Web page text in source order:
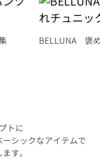
BELLUNA 褒
トに
シックなアイテムで
す。